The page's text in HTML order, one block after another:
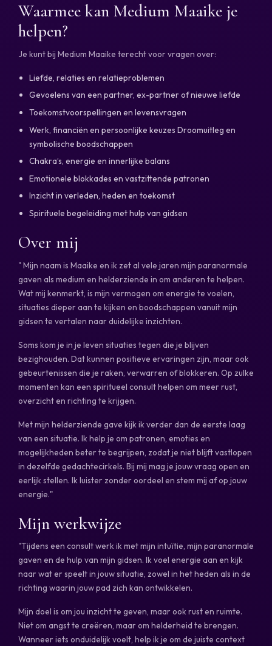
Waarmee kan Medium Maaike je
helpen?
Je kunt bij Medium Maaike terecht voor vragen over:
Liefde, relaties en relatieproblemen
Gevoelens van een partner, ex-partner of nieuwe liefde
Toekomstvoorspellingen en levensvragen
Werk, financiën en persoonlijke keuzes Droomuitleg en
symbolische boodschappen
Chakra’s, energie en innerlijke balans
Emotionele blokkades en vastzittende patronen
Inzicht in verleden, heden en toekomst
Spirituele begeleiding met hulp van gidsen
Over mij
" Mijn naam is Maaike en ik zet al vele jaren mijn paranormale
gaven als medium en helderziende in om anderen te helpen.
Wat mij kenmerkt, is mijn vermogen om energie te voelen,
situaties dieper aan te kijken en boodschappen vanuit mijn
gidsen te vertalen naar duidelijke inzichten.
Soms kom je in je leven situaties tegen die je blijven
bezighouden. Dat kunnen positieve ervaringen zijn, maar ook
gebeurtenissen die je raken, verwarren of blokkeren. Op zulke
momenten kan een spiritueel consult helpen om meer rust,
overzicht en richting te krijgen.
Met mijn helderziende gave kijk ik verder dan de eerste laag
van een situatie. Ik help je om patronen, emoties en
mogelijkheden beter te begrijpen, zodat je niet blijft vastlopen
in dezelfde gedachtecirkels. Bij mij mag je jouw vraag open en
eerlijk stellen. Ik luister zonder oordeel en stem mij af op jouw
energie."
Mijn werkwijze
"Tijdens een consult werk ik met mijn intuïtie, mijn paranormale
gaven en de hulp van mijn gidsen. Ik voel energie aan en kijk
naar wat er speelt in jouw situatie, zowel in het heden als in de
richting waarin jouw pad zich kan ontwikkelen.
Mijn doel is om jou inzicht te geven, maar ook rust en ruimte.
Niet om angst te creëren, maar om helderheid te brengen.
Wanneer iets onduidelijk voelt, help ik je om de juiste context